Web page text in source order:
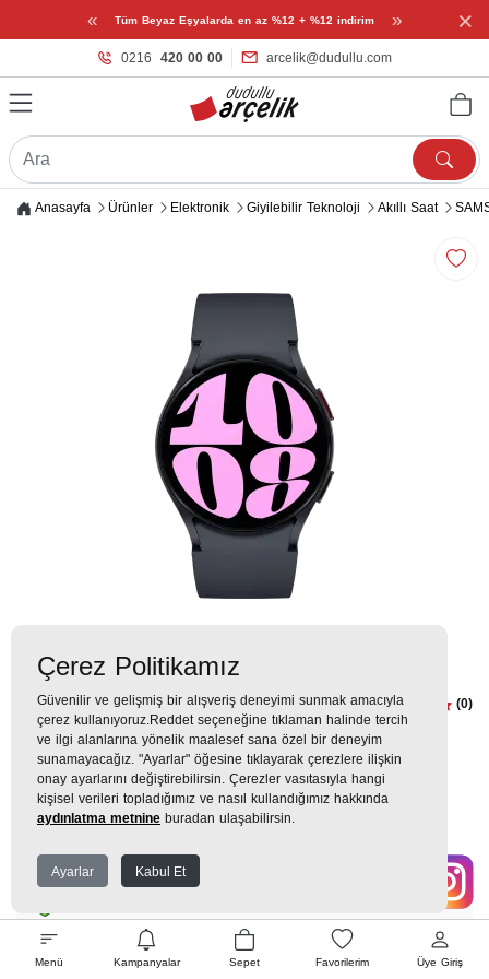
« Tüm Beyaz Eşyalarda en az %12 + %12 indirim » ×
0216 420 00 00 arcelik@dudullu.com
Menü Kampanyalar Sepet Favorilerim Üye Giriş
Anasayfa Ürünler Elektronik Giyilebilir Teknoloji Akıllı Saat
SAMSUNG Watch 6 (40mm) Siyah
Akıllı Saat
(0)
6.000TL
667 TLx 9 Taksit =6.000 TL Ekstra İndirim %12 =
WHATSAPP SİPARİŞ
Çerez Politikamız
Güvenilir ve gelişmiş bir alışveriş deneyimi sunmak amacıyla
çerez kullanıyoruz.Reddet seçeneğine tıklaman halinde tercih
ve ilgi alanlarına yönelik maalesef sana özel bir deneyim
sunamayacağız. "Ayarlar" öğesine tıklayarak çerezlere ilişkin
onay ayarlarını değiştirebilirsin. Çerezler vasıtasıyla hangi
kişisel verileri topladığımız ve nasıl kullandığımız hakkında
aydınlatma metnine buradan ulaşabilirsin.
Ayarlar Kabul Et